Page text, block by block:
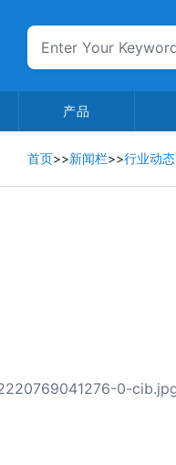
产品
首页>>新闻栏>>行业动态